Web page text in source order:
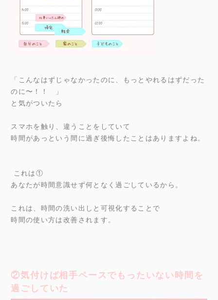
「こんなはずじゃなかったのに、もっとやれるはずだった
のに〜！！ 」
と気がついたら
スマホを触り、違うことをしていて
時間があっという間に過ぎ後悔したことはありますよね。
これは①
あなたが時間意識せず何となく過ごしているから。
これは、時間の洗い出しと可視化することで
時間の使い方は改善されます。
②気付けば相手ペースでもったいない時間を
過ごしていた